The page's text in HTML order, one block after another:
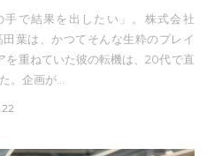
手で結果を出したい」。株式会社
葉は、かつてそんな生粋のプレイ
を重ねていた彼の転機は、20代で直
。企画が...